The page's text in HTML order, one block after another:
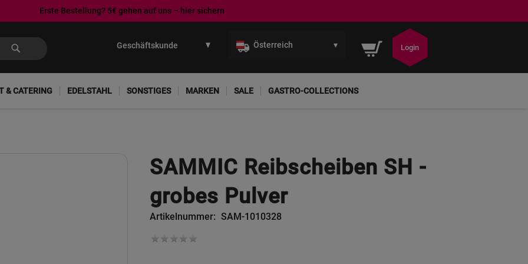
Erste Bestellung? 5€ gehen auf uns – hier sichern
Österreich ▾ Mein Warenkorb
Login
& CATERING EDELSTAHL SONSTIGES MARKEN SALE GASTRO-COLLECTIONS
SAMMIC Reibscheiben SH -
grobes Pulver
Artikelnummer SAM-1010328